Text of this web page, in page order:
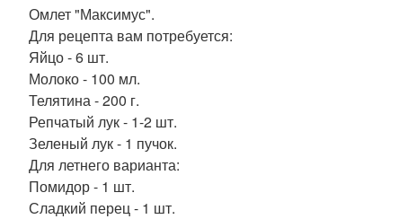
Омлет "Максимус".
Для рецепта вам потребуется:
Яйцо - 6 шт.
Молоко - 100 мл.
Телятина - 200 г.
Репчатый лук - 1-2 шт.
Зеленый лук - 1 пучок.
Для летнего варианта:
Помидор - 1 шт.
Сладкий перец - 1 шт.